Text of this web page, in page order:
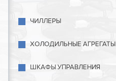
ЧИЛЛЕРЫ
ХОЛОДИЛЬНЫЕ АГРЕГАТЫ
ШКАФЫ УПРАВЛЕНИЯ